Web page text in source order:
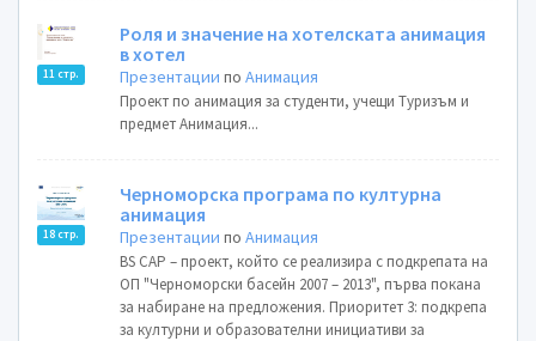
11 стр.
Роля и значение на хотелската анимация
в хотел
Презентации поАнимация
Проект по анимация за студенти, учещи Туризъм и
предмет Анимация...
18 стр.
Черноморска програма по културна
анимация
Презентации поАнимация
BS CAP – проект, който се реализира с подкрепата на
ОП "Черноморски басейн 2007 – 2013", първа покана
за набиране на предложения. Приоритет 3: подкрепа
за културни и образователни инициативи за